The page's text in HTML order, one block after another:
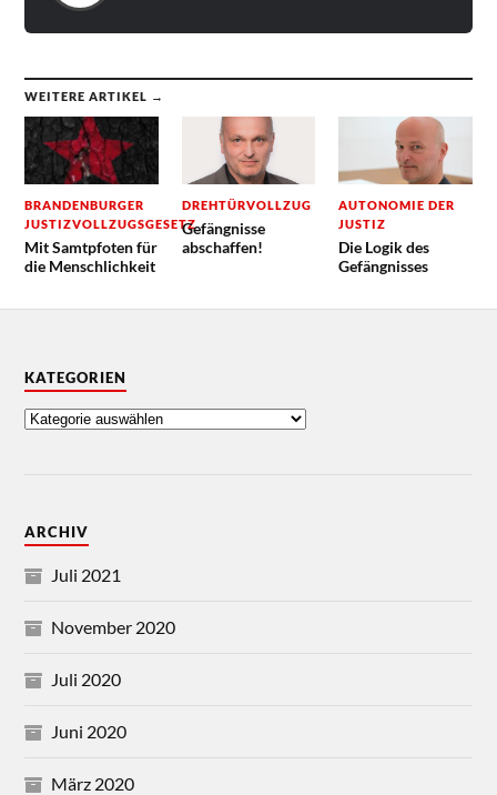
WEITERE ARTIKEL →
BRANDENBURGER
JUSTIZVOLLZUGSGESETZ
Mit Samtpfoten für
die Menschlichkeit
DREHTÜRVOLLZUG
Gefängnisse
abschaffen!
AUTONOMIE DER
JUSTIZ
Die Logik des
Gefängnisses
KATEGORIEN
ARCHIV
Juli 2021
November 2020
Juli 2020
Juni 2020
März 2020